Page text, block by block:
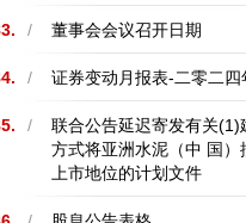
/ 董事会会议召开日期
/ 证券变动月报表-二零二四
/
联合公告延迟寄发有关
方式将亚洲水泥（中 国
上市地位的计划文件